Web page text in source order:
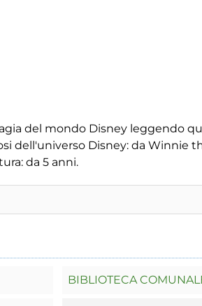
del mondo Disney leggendo
Disney: da Winnie
da 5 anni.
BIBLIOTECA